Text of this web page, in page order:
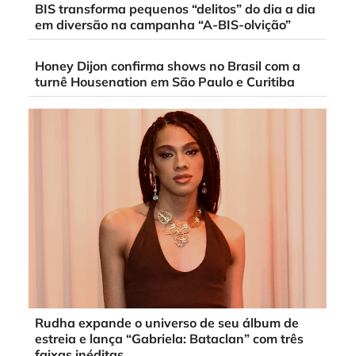
BIS transforma pequenos “delitos” do dia a dia
em diversão na campanha “A-BIS-olvição”
Honey Dijon confirma shows no Brasil com a
turnê Housenation em São Paulo e Curitiba
Rudha expande o universo de seu álbum de
estreia e lança “Gabriela: Bataclan” com três